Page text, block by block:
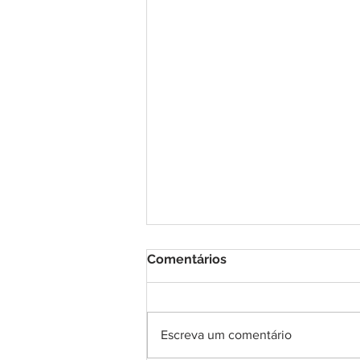
Comentários
Escreva um comentário